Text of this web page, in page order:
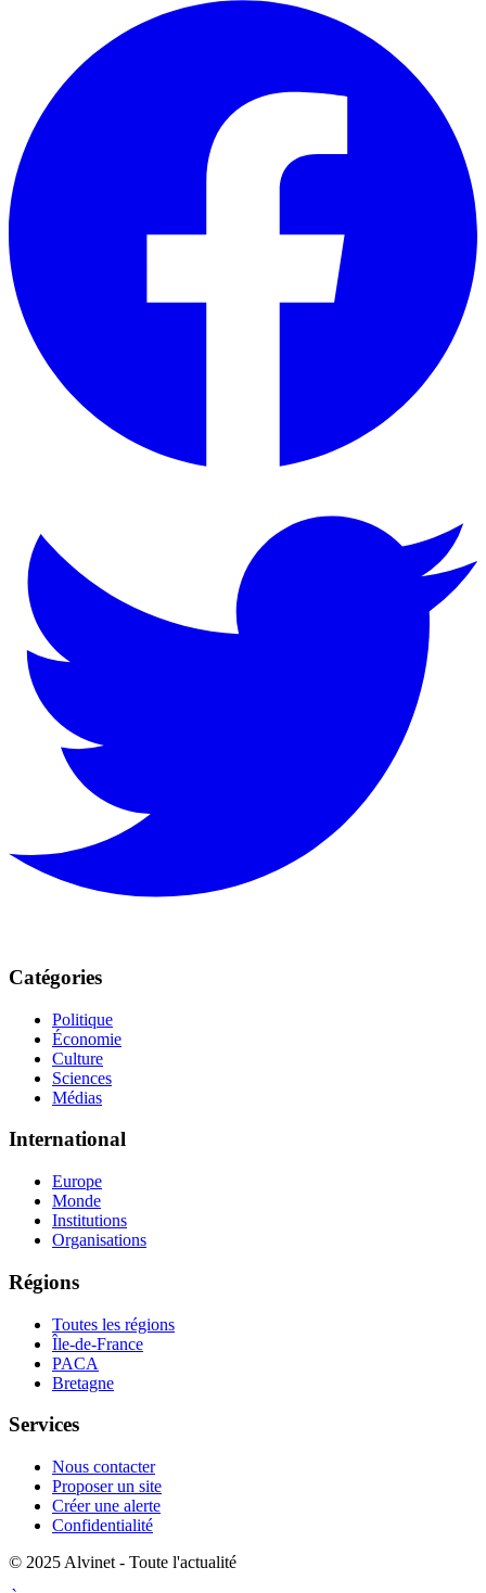
Catégories
Politique
Économie
Culture
Sciences
Médias
International
Europe
Monde
Institutions
Organisations
Régions
Toutes les régions
Île-de-France
PACA
Bretagne
Services
Nous contacter
Proposer un site
Créer une alerte
Confidentialité
© 2025 Alvinet - Toute l'actualité